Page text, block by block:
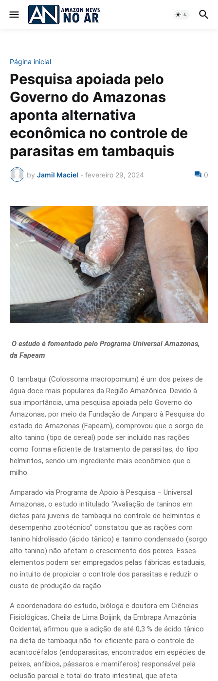
Página inicial
Pesquisa apoiada pelo
Governo do Amazonas
aponta alternativa
econômica no controle de
parasitas em tambaquis
by Jamil Maciel - fevereiro 29, 2024 0
O estudo é fomentado pelo Programa Universal Amazonas,
da Fapeam
O tambaqui (Colossoma macropomum) é um dos peixes de
água doce mais populares da Região Amazônica. Devido à
sua importância, uma pesquisa apoiada pelo Governo do
Amazonas, por meio da Fundação de Amparo à Pesquisa do
estado do Amazonas (Fapeam), comprovou que o sorgo de
alto tanino (tipo de cereal) pode ser incluído nas rações
como forma eficiente de tratamento de parasitas, do tipo
helmintos, sendo um ingrediente mais econômico que o
milho.
Amparado via Programa de Apoio à Pesquisa – Universal
Amazonas, o estudo intitulado “Avaliação de taninos em
dietas para juvenis de tambaqui no controle de helmintos e
desempenho zootécnico” constatou que as rações com
tanino hidrolisado (ácido tânico) e tanino condensado (sorgo
alto tanino) não afetam o crescimento dos peixes. Esses
elementos podem ser empregados pelas fábricas estaduais,
no intuito de propiciar o controle dos parasitas e reduzir o
custo de produção da ração.
A coordenadora do estudo, bióloga e doutora em Ciências
Fisiológicas, Cheila de Lima Boijink, da Embrapa Amazônia
Ocidental, afirmou que a adição de até 0,3 % de ácido tânico
na dieta de tambaqui não foi eficiente para o controle de
acantocéfalos (endoparasitas, encontrados em espécies de
peixes, anfíbios, pássaros e mamíferos) responsável pela
oclusão parcial e total do trato intestinal, que afeta